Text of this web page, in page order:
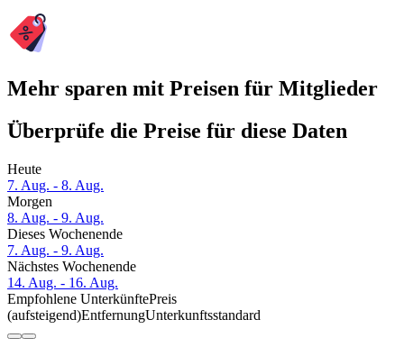
Mehr sparen mit Preisen für Mitglieder
Überprüfe die Preise für diese Daten
Heute
7. Aug. - 8. Aug.
Morgen
8. Aug. - 9. Aug.
Dieses Wochenende
7. Aug. - 9. Aug.
Nächstes Wochenende
14. Aug. - 16. Aug.
Empfohlene UnterkünftePreis
(aufsteigend)EntfernungUnterkunftsstandard